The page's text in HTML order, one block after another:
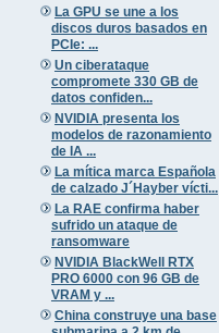
La GPU se une a los
discos duros basados en
PCIe: ...
Un ciberataque
compromete 330 GB de
datos confiden...
NVIDIA presenta los
modelos de razonamiento
de IA ...
La mítica marca Española
de calzado J´Hayber vícti...
La RAE confirma haber
sufrido un ataque de
ransomware
NVIDIA BlackWell RTX
PRO 6000 con 96 GB de
VRAM y ...
China construye una base